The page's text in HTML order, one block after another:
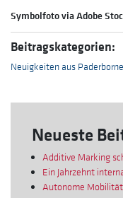
Symbolfoto via Adobe
Beitragskategorien:
Neuigkeiten aus
Neueste
Additive Marking
Ein Jahrzehnt
Autonome